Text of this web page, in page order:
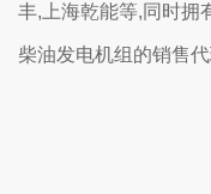
丰,上海乾能等,同时拥
柴油发电机组的销售